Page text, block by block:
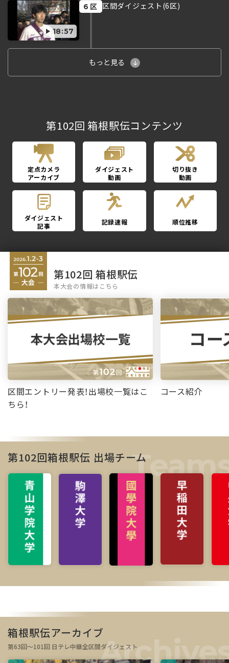
18:57
6 区 区間ダイジェスト(6区)
もっと見る
第102回 箱根駅伝コンテンツ
定点カメラ
アーカイブ
ダイジェスト
動画
切り抜き
動画
ダイジェスト
記事
記録速報 順位推移
第102回 箱根駅伝
本大会の情報はこちら
区間エントリー発表！出場校一覧はこ
ちら！
コース紹介
第102回箱根駅伝 出場チーム
箱根駅伝アーカイブ
第63回～101回 日テレ中継全区間ダイジェスト